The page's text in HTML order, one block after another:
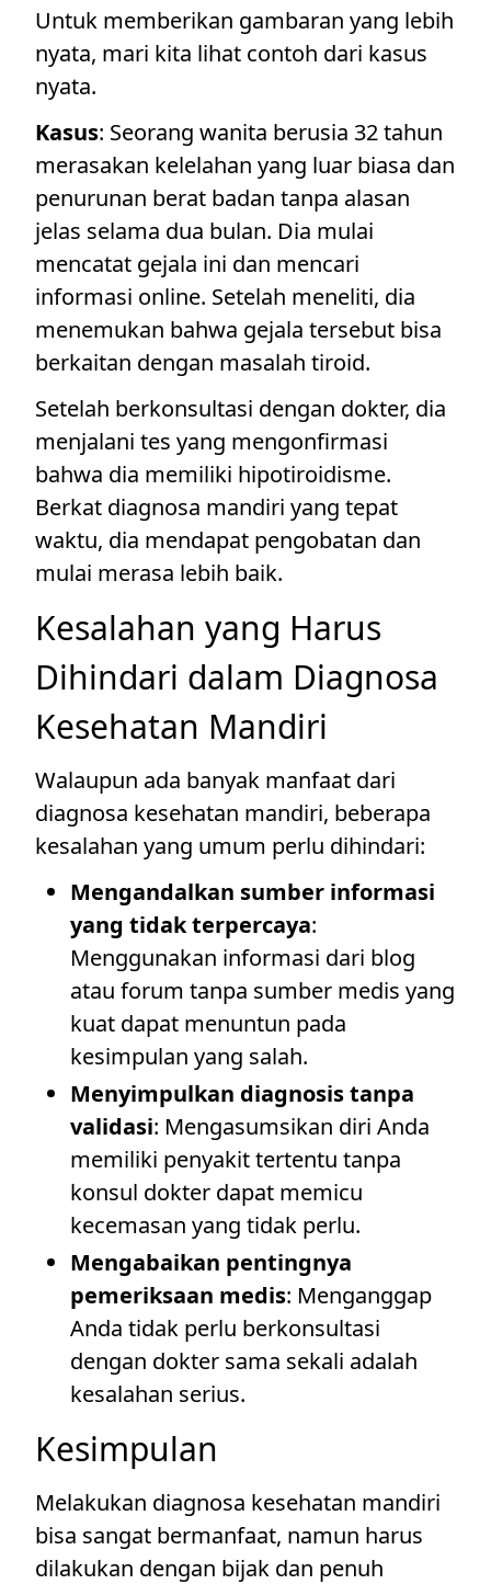
Untuk memberikan gambaran yang lebih
nyata, mari kita lihat contoh dari kasus
nyata.
Kasus: Seorang wanita berusia 32 tahun
merasakan kelelahan yang luar biasa dan
penurunan berat badan tanpa alasan
jelas selama dua bulan. Dia mulai
mencatat gejala ini dan mencari
informasi online. Setelah meneliti, dia
menemukan bahwa gejala tersebut bisa
berkaitan dengan masalah tiroid.
Setelah berkonsultasi dengan dokter, dia
menjalani tes yang mengonfirmasi
bahwa dia memiliki hipotiroidisme.
Berkat diagnosa mandiri yang tepat
waktu, dia mendapat pengobatan dan
mulai merasa lebih baik.
Kesalahan yang Harus
Dihindari dalam Diagnosa
Kesehatan Mandiri
Walaupun ada banyak manfaat dari
diagnosa kesehatan mandiri, beberapa
kesalahan yang umum perlu dihindari:
Mengandalkan sumber informasi
yang tidak terpercaya:
Menggunakan informasi dari blog
atau forum tanpa sumber medis yang
kuat dapat menuntun pada
kesimpulan yang salah.
Menyimpulkan diagnosis tanpa
validasi: Mengasumsikan diri Anda
memiliki penyakit tertentu tanpa
konsul dokter dapat memicu
kecemasan yang tidak perlu.
Mengabaikan pentingnya
pemeriksaan medis: Menganggap
Anda tidak perlu berkonsultasi
dengan dokter sama sekali adalah
kesalahan serius.
Kesimpulan
Melakukan diagnosa kesehatan mandiri
bisa sangat bermanfaat, namun harus
dilakukan dengan bijak dan penuh